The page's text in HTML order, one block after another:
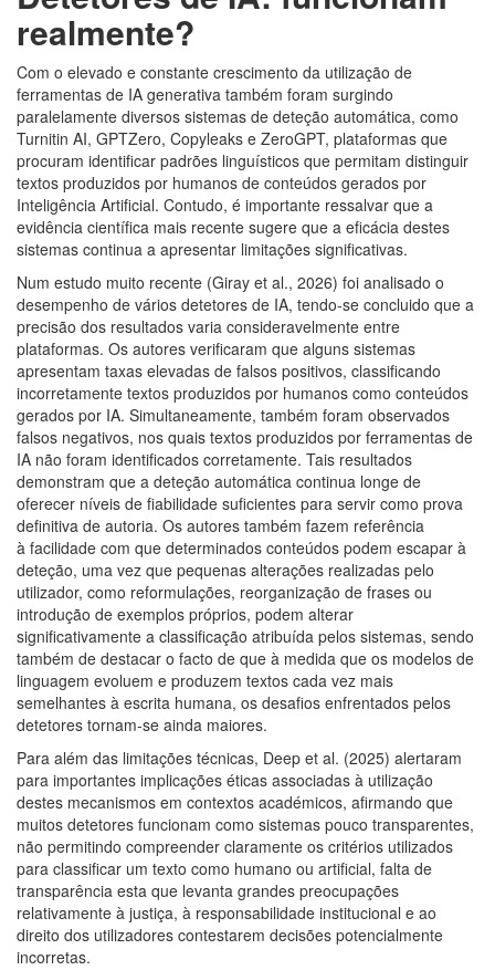
realmente?
Com o elevado e constante crescimento da utilização de
ferramentas de IA generativa também foram surgindo
paralelamente diversos sistemas de deteção automática, como
Turnitin AI, GPTZero, Copyleaks e ZeroGPT, plataformas que
procuram identificar padrões linguísticos que permitam distinguir
textos produzidos por humanos de conteúdos gerados por
Inteligência Artificial. Contudo, é importante ressalvar que a
evidência científica mais recente sugere que a eficácia destes
sistemas continua a apresentar limitações significativas.
Num estudo muito recente (Giray et al., 2026) foi analisado o
desempenho de vários detetores de IA, tendo-se concluido que a
precisão dos resultados varia consideravelmente entre
plataformas. Os autores verificaram que alguns sistemas
apresentam taxas elevadas de falsos positivos, classificando
incorretamente textos produzidos por humanos como conteúdos
gerados por IA. Simultaneamente, também foram observados
falsos negativos, nos quais textos produzidos por ferramentas de
IA não foram identificados corretamente. Tais resultados
demonstram que a deteção automática continua longe de
oferecer níveis de fiabilidade suficientes para servir como prova
definitiva de autoria. Os autores também fazem referência
à facilidade com que determinados conteúdos podem escapar à
deteção, uma vez que pequenas alterações realizadas pelo
utilizador, como reformulações, reorganização de frases ou
introdução de exemplos próprios, podem alterar
significativamente a classificação atribuída pelos sistemas, sendo
também de destacar o facto de que à medida que os modelos de
linguagem evoluem e produzem textos cada vez mais
semelhantes à escrita humana, os desafios enfrentados pelos
detetores tornam-se ainda maiores.
Para além das limitações técnicas, Deep et al. (2025) alertaram
para importantes implicações éticas associadas à utilização
destes mecanismos em contextos académicos, afirmando que
muitos detetores funcionam como sistemas pouco transparentes,
não permitindo compreender claramente os critérios utilizados
para classificar um texto como humano ou artificial, falta de
transparência esta que levanta grandes preocupações
relativamente à justiça, à responsabilidade institucional e ao
direito dos utilizadores contestarem decisões potencialmente
incorretas.